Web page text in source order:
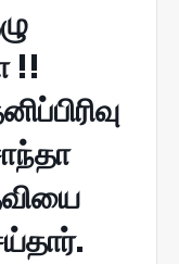
!!